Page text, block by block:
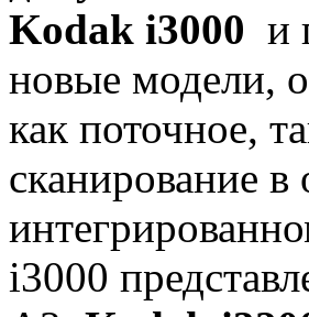
Kodak i3000 и
новые модели,
как поточное,
сканирование
i3000